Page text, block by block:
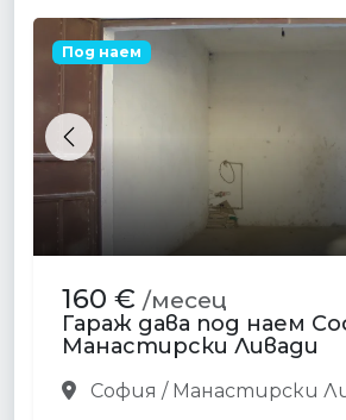
Previous
Под наем
160 € /месец
Гараж дава под наем
Манастирски Ливади
София / Манастирски